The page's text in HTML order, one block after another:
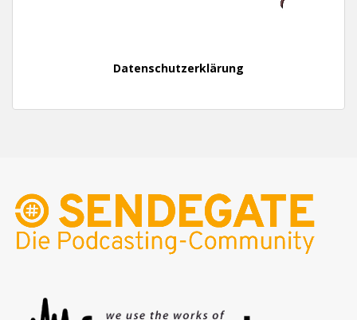
Datenschutzerklärung